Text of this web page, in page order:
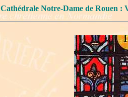
Cathédrale Notre-Dame de